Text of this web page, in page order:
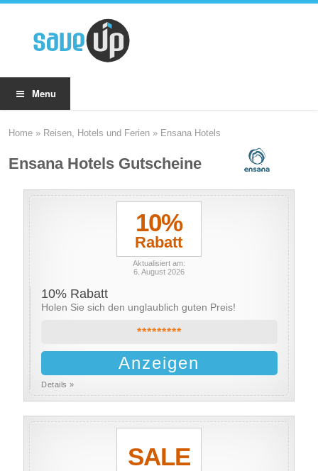
Menu
Home » Reisen, Hotels und Ferien » Ensana Hotels
Ensana Hotels Gutscheine
10%
Rabatt
Aktualisiert am:
6. August 2026
10% Rabatt
Holen Sie sich den unglaublich guten Preis!
*********
Anzeigen
Details »
SALE